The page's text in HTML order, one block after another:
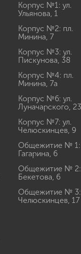
Корпус №1: ул.
Ульянова, 1
Корпус №2: пл.
Минина, 7
Корпус №3: ул.
Пискунова, 38
Корпус №4: пл.
Минина, 7а
Корпус №6: ул.
Луначарского, 23
Корпус №7: ул.
Челюскинцев, 9
Общежитие № 1:
Гагарина, 6
Общежитие № 2:
Бекетова, 6
Общежитие № 3:
Челюскинцев, 17